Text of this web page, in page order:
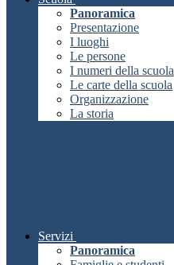
Panoramica
Presentazione
I luoghi
Le persone
I numeri della scuola
Le carte della scuola
Organizzazione
La storia
Servizi
Panoramica